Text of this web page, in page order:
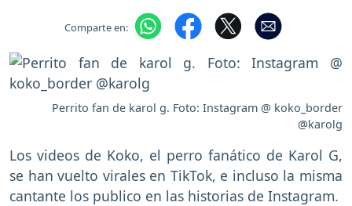
Comparte en:
Perrito fan de karol g. Foto: Instagram @ koko_border
@karolg
Los videos de Koko, el perro fanático de Karol G,
se han vuelto virales en TikTok, e incluso la misma
cantante los publico en las historias de Instagram.